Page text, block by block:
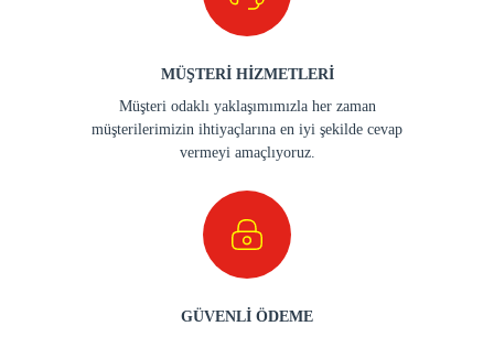
MÜŞTERİ HİZMETLERİ
Müşteri odaklı yaklaşımımızla her zaman
müşterilerimizin ihtiyaçlarına en iyi şekilde cevap
vermeyi amaçlıyoruz.
GÜVENLİ ÖDEME